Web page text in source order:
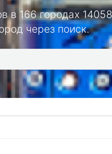
в 166 городах
через поиск.